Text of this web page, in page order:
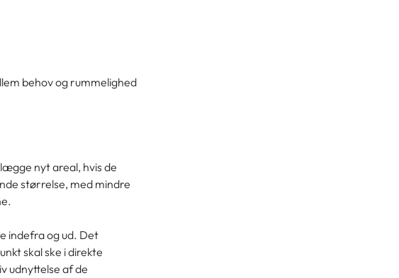
behov og rummelighed
nyt areal, hvis de
størrelse, med mindre
indefra og ud. Det
skal ske i direkte
udnyttelse af de